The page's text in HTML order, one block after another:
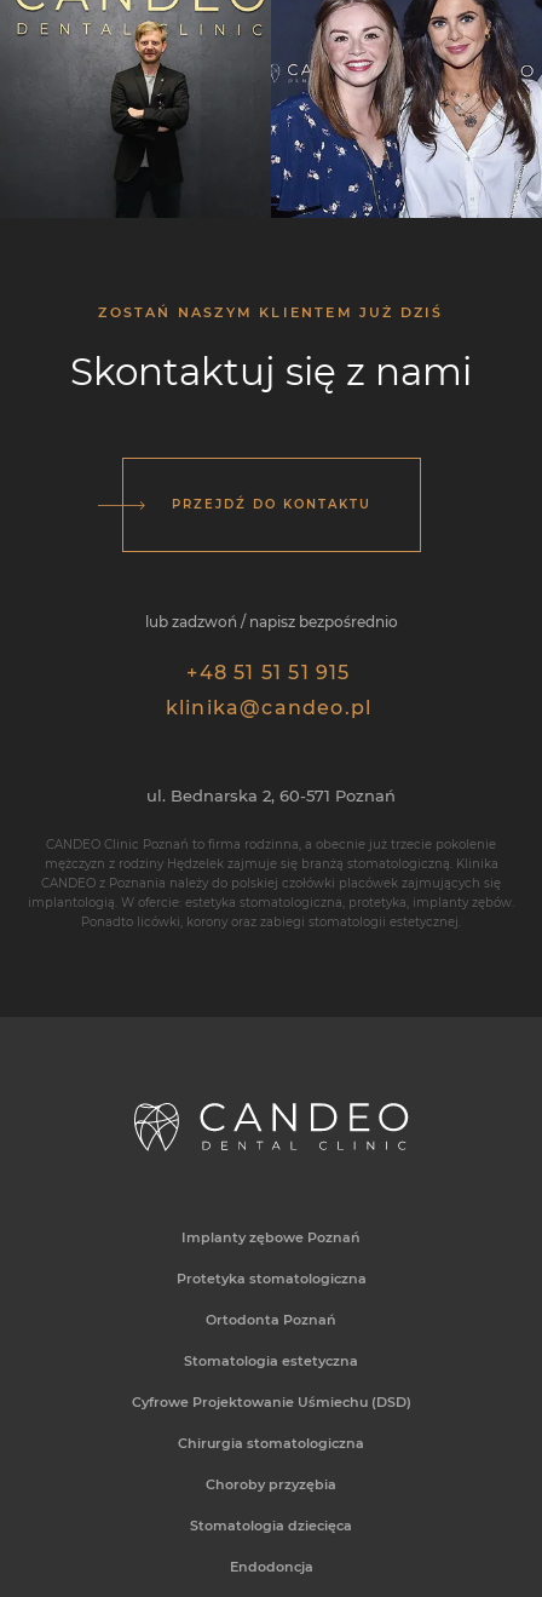
ZOSTAŃ NASZYM KLIENTEM JUŻ DZIŚ
Skontaktuj się z nami
PRZEJDŹ DO KONTAKTU
lub zadzwoń / napisz bezpośrednio
+48 51 51 51 915
klinika@candeo.pl
ul. Bednarska 2, 60-571 Poznań
CANDEO Clinic Poznań to firma rodzinna, a obecnie już trzecie pokolenie
mężczyzn z rodziny Hędzelek zajmuje się branżą stomatologiczną. Klinika
CANDEO z Poznania należy do polskiej czołówki placówek zajmujących się
implantologią . W ofercie: estetyka stomatologiczna, protetyka, implanty zębów
Ponadto licówki, korony oraz zabiegi stomatologii estetycznej.
Implanty zębowe Poznań
Protetyka stomatologiczna
Ortodonta Poznań
Stomatologia estetyczna
Cyfrowe Projektowanie Uśmiechu (DSD)
Chirurgia stomatologiczna
Choroby przyzębia
Stomatologia dziecięca
Endodoncja